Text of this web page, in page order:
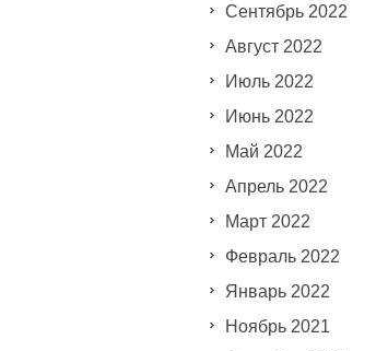
Сентябрь 2022
Август 2022
Июль 2022
Июнь 2022
Май 2022
Апрель 2022
Март 2022
Февраль 2022
Январь 2022
Ноябрь 2021